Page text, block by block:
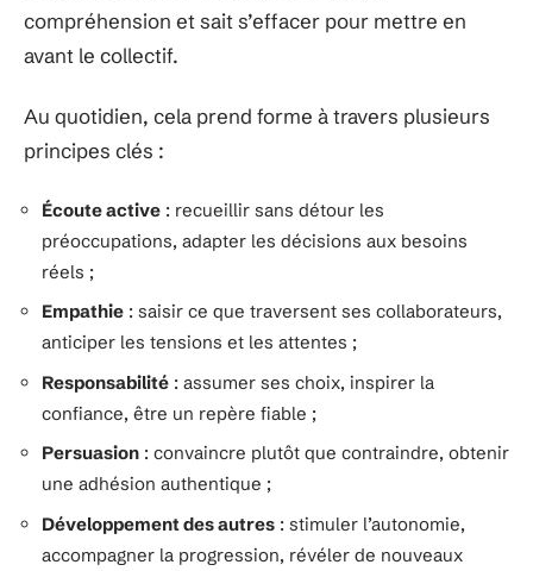
compréhension et sait s’effacer pour mettre en
avant le collectif.
Au quotidien, cela prend forme à travers plusieurs
principes clés :
Écoute active : recueillir sans détour les
préoccupations, adapter les décisions aux besoins
réels ;
Empathie : saisir ce que traversent ses collaborateurs,
anticiper les tensions et les attentes ;
Responsabilité : assumer ses choix, inspirer la
confiance, être un repère fiable ;
Persuasion : convaincre plutôt que contraindre, obtenir
une adhésion authentique ;
Développement des autres : stimuler l’autonomie,
accompagner la progression, révéler de nouveaux